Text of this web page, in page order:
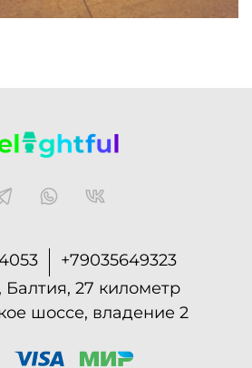
+79035649323
Балтия, 27 километр
шоссе, владение 2